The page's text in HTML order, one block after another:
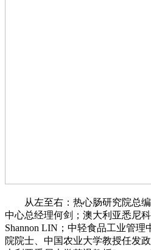
从左至右：热心肠研究院总编
中心总经理何剑；澳大利亚悉尼
Shannon LIN；中轻食品工业管
院院士、中国农业大学教授任发